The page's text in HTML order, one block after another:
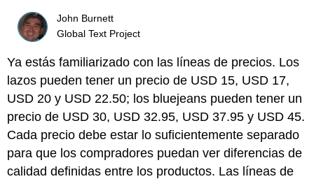
John Burnett
Global Text Project
Ya estás familiarizado con las líneas de precios. Los
lazos pueden tener un precio de USD 15, USD 17,
USD 20 y USD 22.50; los bluejeans pueden tener un
precio de USD 30, USD 32.95, USD 37.95 y USD 45.
Cada precio debe estar lo suficientemente separado
para que los compradores puedan ver diferencias de
calidad definidas entre los productos. Las líneas de